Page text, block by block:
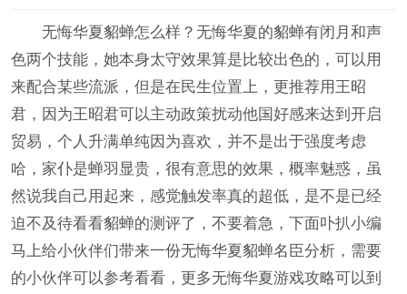
无悔华夏貂蝉怎么样？无悔华夏的貂蝉有闭月和声
色两个技能，她本身太守效果算是比较出色的，可以用
来配合某些流派，但是在民生位置上，更推荐用王昭
君，因为王昭君可以主动政策扰动他国好感来达到开启
贸易，个人升满单纯因为喜欢，并不是出于强度考虑
哈，家仆是蝉羽显贵，很有意思的效果，概率魅惑，虽
然说我自己用起来，感觉触发率真的超低，是不是已经
迫不及待看看貂蝉的测评了，不要着急，下面卟扒小编
马上给小伙伴们带来一份无悔华夏貂蝉名臣分析，需要
的小伙伴可以参考看看，更多无悔华夏游戏攻略可以到